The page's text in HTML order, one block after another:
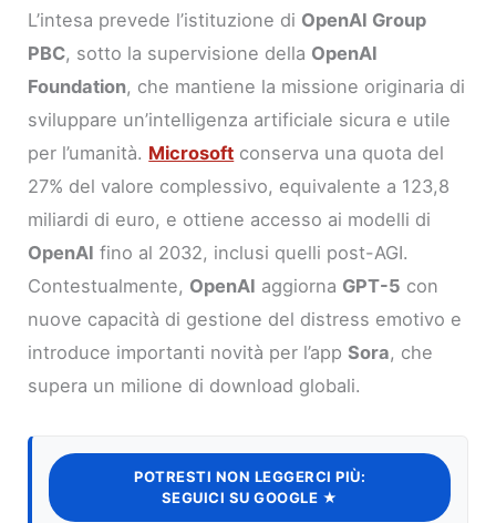
L’intesa prevede l’istituzione di OpenAI Group
PBC, sotto la supervisione della OpenAI
Foundation, che mantiene la missione originaria di
sviluppare un’intelligenza artificiale sicura e utile
per l’umanità. Microsoft conserva una quota del
27% del valore complessivo, equivalente a 123,8
miliardi di euro, e ottiene accesso ai modelli di
OpenAI fino al 2032, inclusi quelli post-AGI.
Contestualmente, OpenAI aggiorna GPT-5 con
nuove capacità di gestione del distress emotivo e
introduce importanti novità per l’appSora, che
supera un milione di download globali.
POTRESTI NON LEGGERCI PIÙ:
SEGUICI SU GOOGLE ★